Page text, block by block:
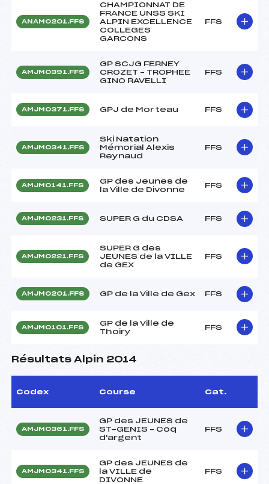
ANAM0201.FFS
CHAMPIONNAT DE
FRANCE UNSS SKI
ALPIN EXCELLENCE
COLLEGES
GARCONS
FFS
AMJM0391.FFS
GP SCJG FERNEY
CROZET – TROPHEE
GINO RAVELLI
FFS
AMJM0371.FFS GPJ de Morteau FFS
AMJM0341.FFS
Ski Natation
Mémorial Alexis
Reynaud
FFS
AMJM0141.FFS
GP des Jeunes de
la Ville de Divonne
FFS
AMJM0231.FFS SUPER G du CDSA FFS
AMJM0221.FFS
SUPER G des
JEUNES de la VILLE
de GEX
FFS
AMJM0201.FFS GP de la Ville de Gex FFS
AMJM0101.FFS
GP de la Ville de
Thoiry
FFS
Résultats Alpin 2014
Codex Course Cat.
AMJM0361.FFS
GP des JEUNES de
ST-GENIS – Coq
d'argent
FFS
AMJM0341.FFS
GP des JEUNES de
la VILLE de
DIVONNE
FFS